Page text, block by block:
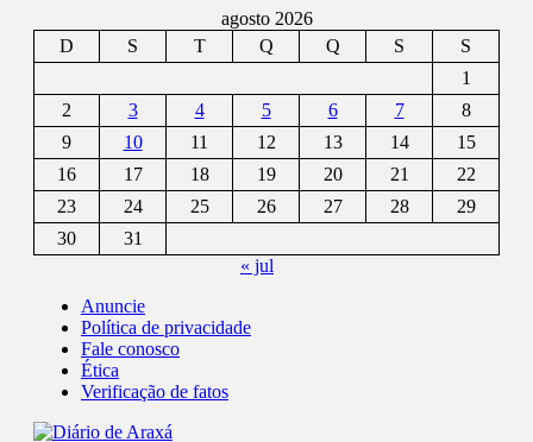
agosto 2026
D
S T Q Q S
S
1
2
3 4 5 6 7
8
9
10 11 12 13 14
15
16
17 18 19 20 21
22
23
24 25 26 27 28
29
30
31
« jul
Anuncie
Política de privacidade
Fale conosco
Ética
Verificação de fatos